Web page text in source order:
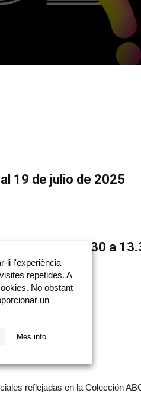
19 de julio de 2025
de 11.30 a
reflejadas en la Colección
li l'experiència
repetides. A
No obstant
un
Mes info